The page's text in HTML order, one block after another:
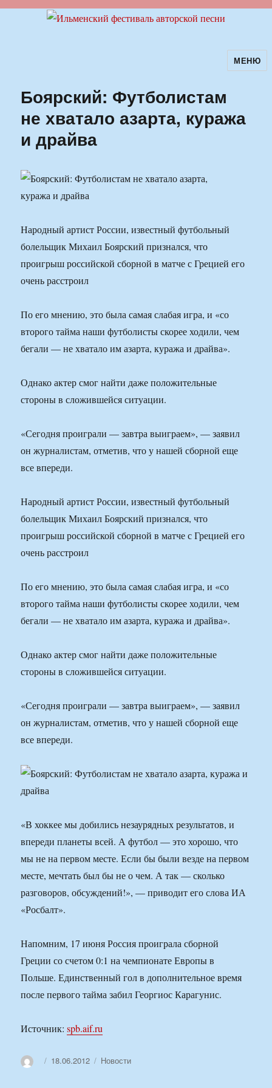
Ильменский фестиваль авторскойМЕНЮ
Боярский: Футболистам
не хватало азарта, куража
и драйва
Народный артист России, известный футбольный
болельщик Михаил Боярский признался, что
проигрыш российской сборной в матче с Грецией его
очень расстроил
По его мнению, это была самая слабая игра, и «со
второго тайма наши футболисты скорее ходили, чем
бегали — не хватало им азарта, куража и драйва».
Однако актер смог найти даже положительные
стороны в сложившейся ситуации.
«Сегодня проиграли — завтра выиграем», — заявил
он журналистам, отметив, что у нашей сборной еще
все впереди.
Народный артист России, известный футбольный
болельщик Михаил Боярский признался, что
проигрыш российской сборной в матче с Грецией его
очень расстроил
По его мнению, это была самая слабая игра, и «со
второго тайма наши футболисты скорее ходили, чем
бегали — не хватало им азарта, куража и драйва».
Однако актер смог найти даже положительные
стороны в сложившейся ситуации.
«Сегодня проиграли — завтра выиграем», — заявил
он журналистам, отметив, что у нашей сборной еще
все впереди.
«В хоккее мы добились незаурядных результатов, и
впереди планеты всей. А футбол — это хорошо, что
мы не на первом месте. Если бы были везде на первом
месте, мечтать был бы не о чем. А так — сколько
разговоров, обсуждений!», — приводит его слова ИА
«Росбалт».
Напомним, 17 июня Россия проиграла сборной
Греции со счетом 0:1 на чемпионате Европы в
Польше. Единственный гол в дополнительное время
после первого тайма забил Георгиос Карагунис.
Источник:spb.aif.ru
АвторОпубликовано
18.06.2012 Рубрики
Новости